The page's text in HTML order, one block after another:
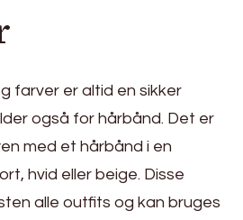
farver er altid en sikker
også for hårbånd. Det er
med et hårbånd i en
hvid eller beige. Disse
alle outfits og kan bruges